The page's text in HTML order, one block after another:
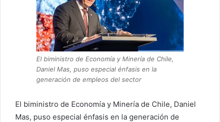
El biministro de Economía y Minería de Chile,
Daniel Mas, puso especial énfasis en la
generación de empleos del sector
El biministro de Economía y Minería de Chile, Daniel
Mas, puso especial énfasis en la generación de